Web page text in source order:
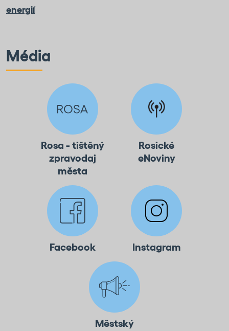
energií
Média
Rosa - tištěný
zpravodaj
města
Rosické
eNoviny
Facebook Instagram
Městský